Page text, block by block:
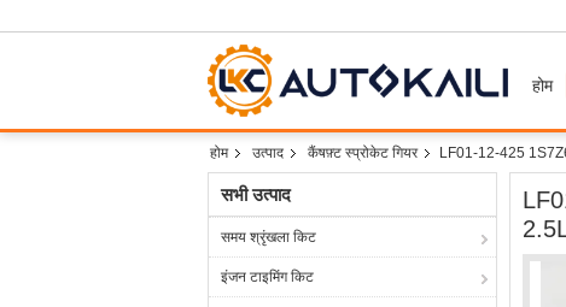
होम
होम उत्पाद कैंषफ़्ट स्प्रोकेट गियर LF01-12-425
सभी उत्पाद
समय श्रृंखला किट
इंजन टाइमिंग किट